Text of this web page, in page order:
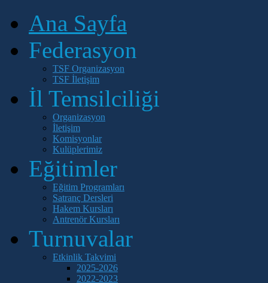
Ana Sayfa
Federasyon
TSF Organizasyon
TSF İletişim
İl Temsilciliği
Organizasyon
İletişim
Komisyonlar
Kulüplerimiz
Eğitimler
Eğitim Programları
Satranç Dersleri
Hakem Kursları
Antrenör Kursları
Turnuvalar
Etkinlik Takvimi
2025-2026
2022-2023